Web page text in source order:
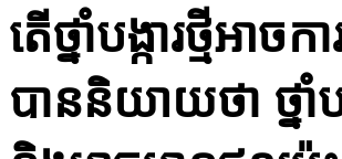
តើ​ថ្នាំ​បង្កា​រថ្មី​អា
បាន​និយាយ​ថា​ ថ្នាំ​ប